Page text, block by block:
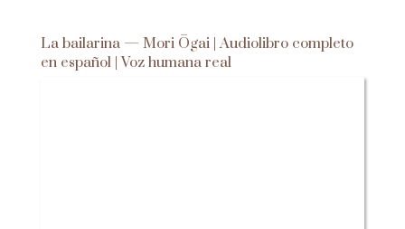
La bailarina — Mori Ōgai | Audiolibro completo
en español | Voz humana real